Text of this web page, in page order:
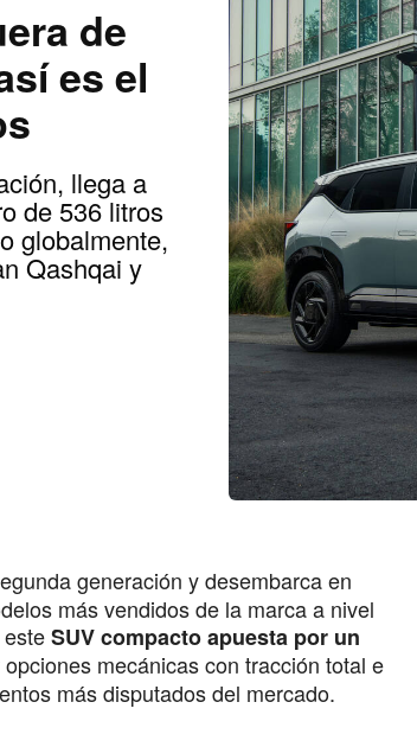
de
es el
llega a
de 536 litros
globalmente,
Qashqai y
generación y desembarca en
más vendidos de la marca a nivel
SUV compacto apuesta por un
mecánicas con tracción total e
más disputados del mercado.